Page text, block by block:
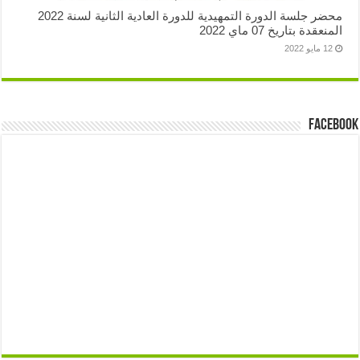
محضر جلسة الدورة التمهيدية للدورة العادية الثانية لسنة 2022
بتاريخ 07 ماي 2022